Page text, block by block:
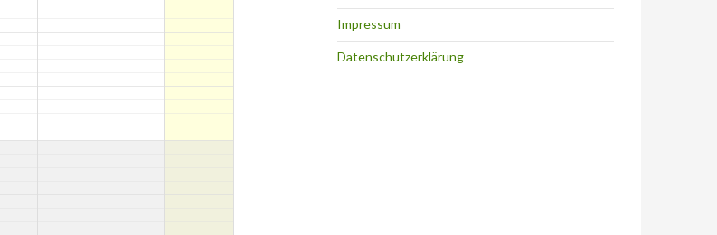
Impressum
Datenschutzerklärung